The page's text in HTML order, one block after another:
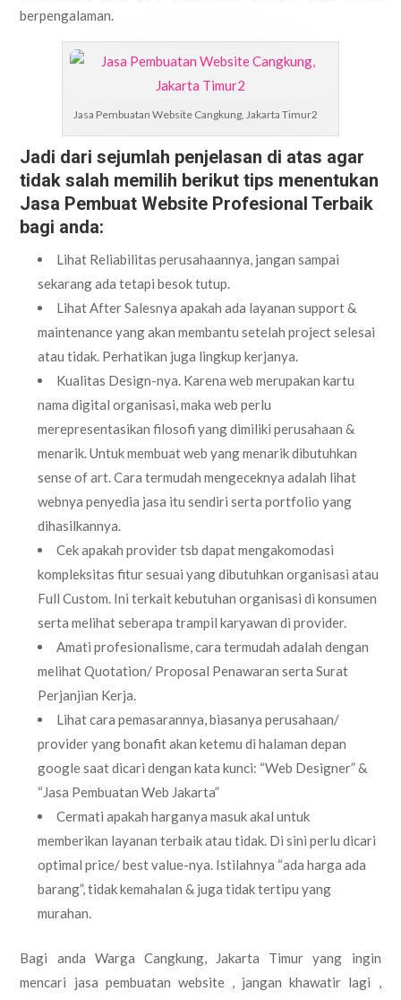
berpengalaman.
Jasa Pembuatan Website Cangkung, Jakarta Timur2
Jadi dari sejumlah penjelasan di atas agar
tidak salah memilih berikut tips menentukan
Jasa Pembuat Website Profesional Terbaik
bagi anda:
Lihat Reliabilitas perusahaannya, jangan sampai
sekarang ada tetapi besok tutup.
Lihat After Salesnya apakah ada layanan support &
maintenance yang akan membantu setelah project selesai
atau tidak. Perhatikan juga lingkup kerjanya.
Kualitas Design-nya. Karena web merupakan kartu
nama digital organisasi, maka web perlu
merepresentasikan filosofi yang dimiliki perusahaan &
menarik. Untuk membuat web yang menarik dibutuhkan
sense of art. Cara termudah mengeceknya adalah lihat
webnya penyedia jasa itu sendiri serta portfolio yang
dihasilkannya.
Cek apakah provider tsb dapat mengakomodasi
kompleksitas fitur sesuai yang dibutuhkan organisasi atau
Full Custom. Ini terkait kebutuhan organisasi di konsumen
serta melihat seberapa trampil karyawan di provider.
Amati profesionalisme, cara termudah adalah dengan
melihat Quotation/ Proposal Penawaran serta Surat
Perjanjian Kerja.
Lihat cara pemasarannya, biasanya perusahaan/
provider yang bonafit akan ketemu di halaman depan
google saat dicari dengan kata kunci: “Web Designer” &
“Jasa Pembuatan Web Jakarta”
Cermati apakah harganya masuk akal untuk
memberikan layanan terbaik atau tidak. Di sini perlu dicari
optimal price/ best value-nya. Istilahnya “ada harga ada
barang”, tidak kemahalan & juga tidak tertipu yang
murahan.
Bagi anda Warga Cangkung, Jakarta Timur yang ingin
mencari jasa pembuatan website , jangan khawatir lagi ,